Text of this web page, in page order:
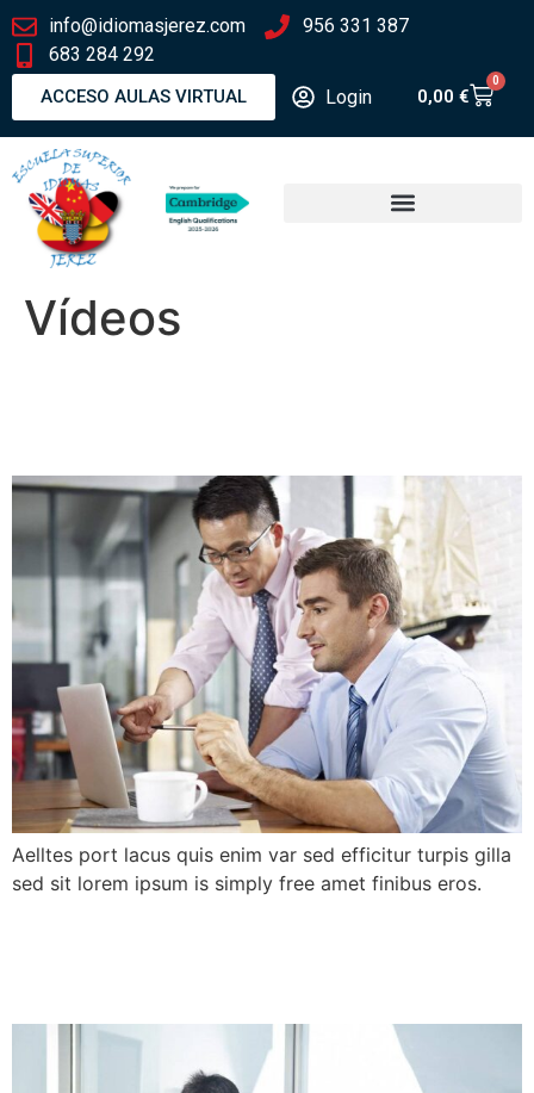
info@idiomasjerez.com
956 331 387
683 284 292
ACCESO AULAS VIRTUAL Login 0,00 €
0
Vídeos
Aelltes port lacus quis enim var sed efficitur turpis gilla
sed sit lorem ipsum is simply free amet finibus eros.